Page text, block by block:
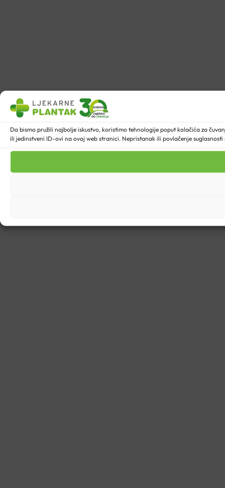
Da bismo pružili najbolje iskustvo, koristimo tehnologije poput kolačića za
ili jedinstveni ID-ovi na ovoj web stranici. Nepristanak ili povlačenje